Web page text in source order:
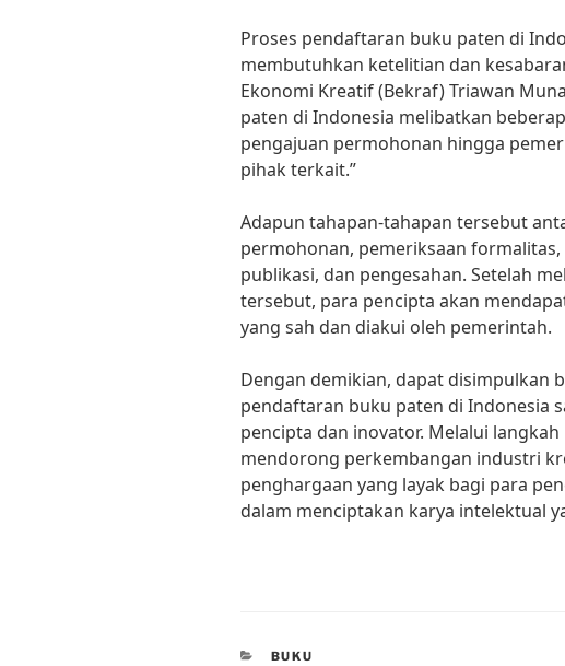
Proses pendaftaran buku paten di
membutuhkan ketelitian dan
Ekonomi Kreatif (Bekraf) Triawan
paten di Indonesia melibatkan
pengajuan permohonan hingga
pihak terkait.”
Adapun tahapan-tahapan tersebut
permohonan, pemeriksaan
publikasi, dan pengesahan. Setelah
tersebut, para pencipta akan
yang sah dan diakui oleh pemerintah.
Dengan demikian, dapat disimpulkan
pendaftaran buku paten di Indonesia
pencipta dan inovator. Melalui
mendorong perkembangan industri
penghargaan yang layak bagi para
dalam menciptakan karya intelektual
CATEGORIES
BUKU